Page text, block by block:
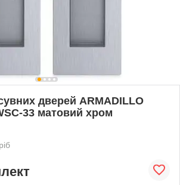
дверей ARMADILLO
33 матовий хром